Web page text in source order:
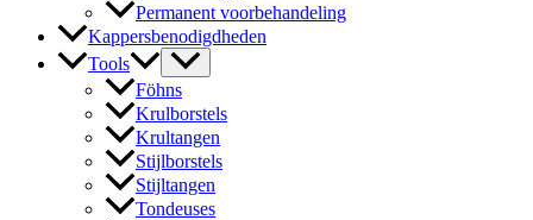
Permanent voorbehandeling
Kappersbenodigdheden
Tools
Föhns
Krulborstels
Krultangen
Stijlborstels
Stijltangen
Tondeuses